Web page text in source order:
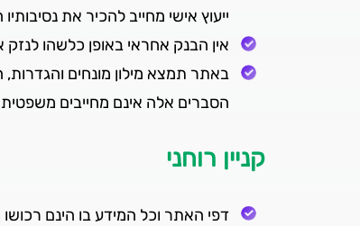
ייעוץ אישי מחייב להכיר את
אין הבנק אחראי באופן כלשהו
באתר תמצא מילון מונחים
הסברים אלה אינם מחייבים משפטית
קניין רוחני
דפי האתר וכל המידע בו הינם